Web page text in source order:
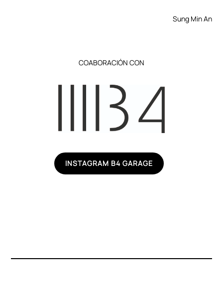
Sung Min An
COABORACIÓN CON
INSTAGRAM B4 GARAGE